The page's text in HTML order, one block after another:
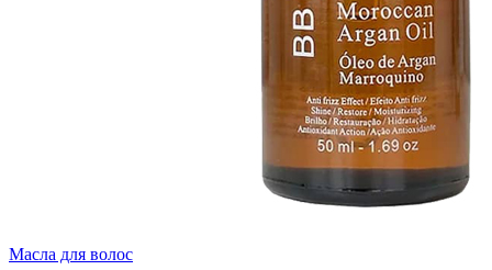
Масла для волос